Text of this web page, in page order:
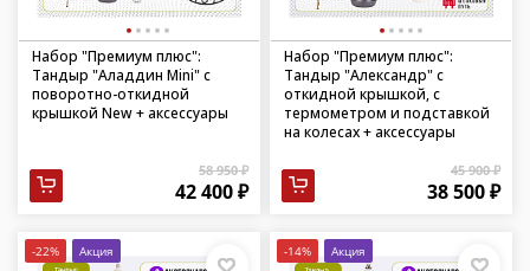
Набор "Премиум плюс":
Тандыр "Аладдин Mini" с
поворотно-откидной
крышкой New + аксессуары
58 950 ₽
42 400 ₽
Набор "Премиум плюс":
Тандыр "Александр" с
откидной крышкой, с
термометром и подставкой
на колесах + аксессуары
45 900 ₽
38 500 ₽
-22% Акция -14% Акция